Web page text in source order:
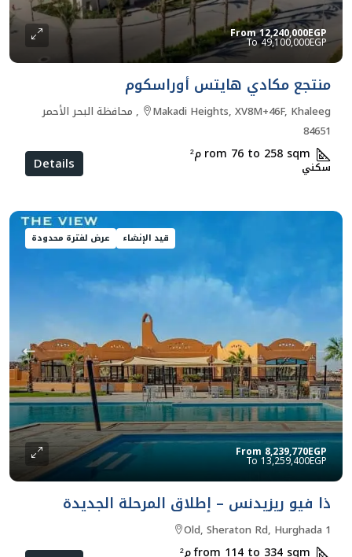
From12,240,000EGP
49,100,000EGP
منتجع مكادي هايتس أوراسكوم
Makadi Heights, XV8M+46F, Khaleeg, محافظة البحر الأحمر
84651
rom 76 to 258 sqmم²
سكني Details
قيد الإنشاء عرض لفترة محدودة
From 8,239,770EGP
13,259,400EGP
ذا فيو ريزيدنس – إطلاق المرحلة الجديدة
Old, Sheraton Rd, Hurghada 1
from 114 to 334 sqmم²